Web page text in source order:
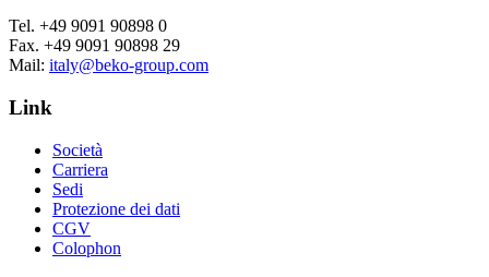
Tel. +49 9091 90898 0
Fax. +49 9091 90898 29
Mail: italy@beko-group.com
Link
Società
Carriera
Sedi
Protezione dei dati
CGV
Colophon